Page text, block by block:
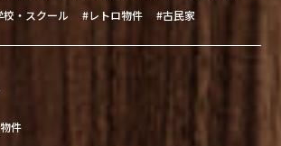
校・スクール
#レトロ物件 #古民家
件